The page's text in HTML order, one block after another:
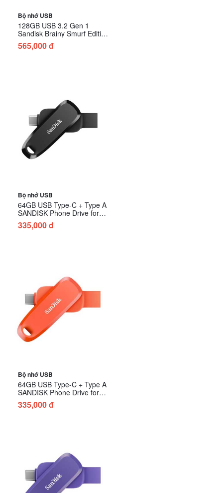
Bộ nhớ USB
128GB USB 3.2 Gen 1
Sandisk Brainy Smurf Edition
SDCZIS-128G-G46
565,000 đ
Bộ nhớ USB
64GB USB Type-C + Type A
SANDISK Phone Drive for
Android SDDDC6-064G-G46
- Màu Đen
335,000 đ
Bộ nhớ USB
64GB USB Type-C + Type A
SANDISK Phone Drive for
Android SDDDC6-064G-
G46NO - Màu Cam
335,000 đ